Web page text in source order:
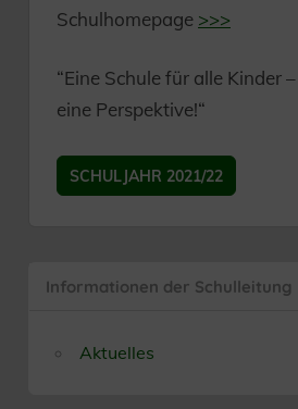
Schulhomepage >>>
“Eine Schule für alle Kinder
eine Perspektive!“
SCHULJAHR 2021/22
Informationen der Schulleitung
Aktuelles